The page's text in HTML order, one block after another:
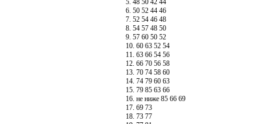
5. 48 50 42 44
6. 50 52 44 46
7. 52 54 46 48
8. 54 57 48 50
9. 57 60 50 52
10. 60 63 52 54
11. 63 66 54 56
12. 66 70 56 58
13. 70 74 58 60
14. 74 79 60 63
15. 79 85 63 66
16. не ниже 85 66 69
17. 69 73
18. 73 77